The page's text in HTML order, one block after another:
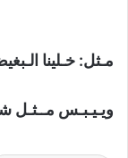
مـثل: خـلينا
ويـيـبـس مــثـل